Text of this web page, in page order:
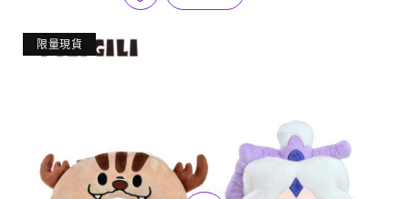
限量現貨